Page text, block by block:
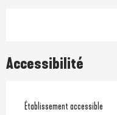
Accessibilité
Établissement accessible